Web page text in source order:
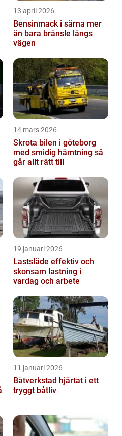
13 april 2026
Bensinmack i särna mer
än bara bränsle längs
vägen
14 mars 2026
Skrota bilen i göteborg
med smidig hämtning så
går allt rätt till
19 januari 2026
Lastsläde effektiv och
skonsam lastning i
vardag och arbete
11 januari 2026
Båtverkstad hjärtat i ett
tryggt båtliv